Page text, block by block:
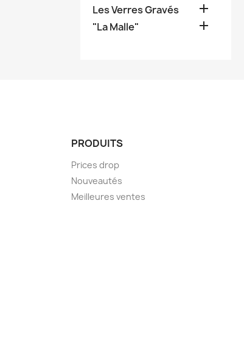
Les Verres Gravés 
"La Malle" 
PRODUITS
Prices drop
Nouveautés
Meilleures ventes